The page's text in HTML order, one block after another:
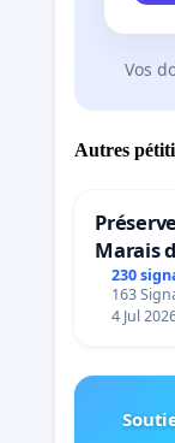
Vos
Autres
Marais
230
163
4 Jul